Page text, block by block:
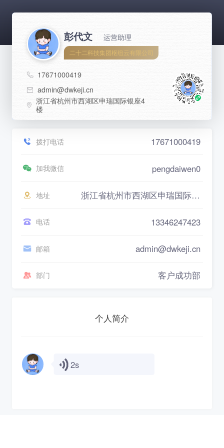
彭代文 运营助理
二十二科技集团枢纽云有限公司
17671000419
admin@dwkeji.cn
浙江省杭州市西湖区申瑞国际银座4
楼
拨打电话 17671000419
加我微信 pengdaiwen0
地址 浙江省杭州市西湖区申瑞国际银座4楼
电话 13346247423
邮箱 admin@dwkeji.cn
部门 客户成功部
个人简介
2s